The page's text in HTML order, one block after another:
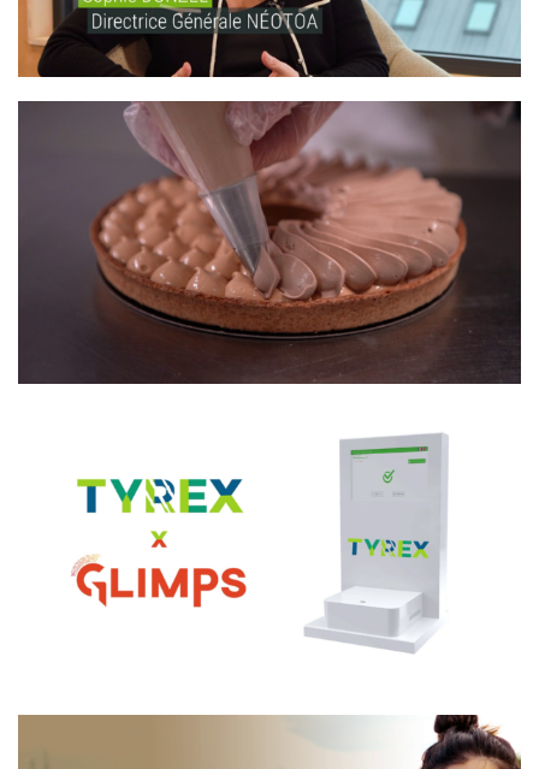
SUPER U
TYREX x GLIMPS